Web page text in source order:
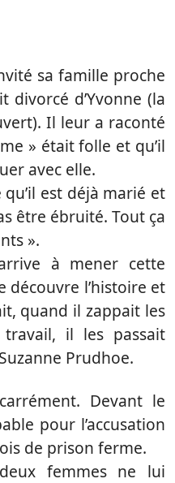
sa famille proche
divorcé d’Yvonne (la
Il leur a raconté
» était folle et qu’il
avec elle.
est déjà marié et
être ébruité. Tout ça
».
à mener cette
découvre l’histoire et
quand il zappait les
il les passait
Prudhoe.
Devant le
pour l’accusation
de prison ferme.
femmes ne lui